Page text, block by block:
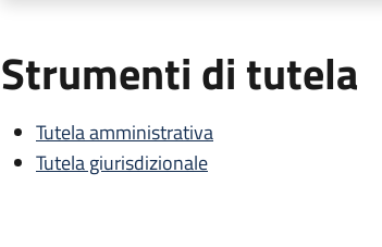
Strumenti di tutela
Tutela amministrativa
Tutela giurisdizionale